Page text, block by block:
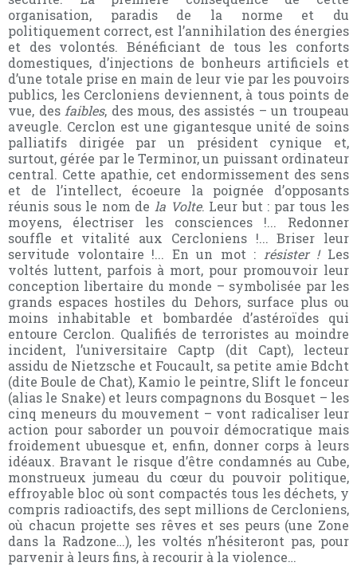
organisation, paradis de la norme et du
politiquement correct, est l’annihilation des énergies
et des volontés. Bénéficiant de tous les conforts
domestiques, d’injections de bonheurs artificiels et
d’une totale prise en main de leur vie par les pouvoirs
publics, les Cercloniens deviennent, à tous points de
vue, des faibles, des mous, des assistés – un troupeau
aveugle. Cerclon est une gigantesque unité de soins
palliatifs dirigée par un président cynique et,
surtout, gérée par le Terminor, un puissant ordinateur
central. Cette apathie, cet endormissement des sens
et de l’intellect, écoeure la poignée d’opposants
réunis sous le nom de la Volte. Leur but : par tous les
moyens, électriser les consciences !... Redonner
souffle et vitalité aux Cercloniens !... Briser leur
servitude volontaire !... En un mot : résister!Les
voltés luttent, parfois à mort, pour promouvoir leur
conception libertaire du monde – symbolisée par les
grands espaces hostiles du Dehors, surface plus ou
moins inhabitable et bombardée d’astéroïdes qui
entoure Cerclon. Qualifiés de terroristes au moindre
incident, l’universitaire Captp (dit Capt), lecteur
assidu de Nietzsche et Foucault, sa petite amie Bdcht
(dite Boule de Chat), Kamio le peintre, Slift le fonceur
(alias le Snake) et leurs compagnons du Bosquet – les
cinq meneurs du mouvement – vont radicaliser leur
action pour saborder un pouvoir démocratique mais
froidement ubuesque et, enfin, donner corps à leurs
idéaux. Bravant le risque d’être condamnés au Cube,
monstrueux jumeau du cœur du pouvoir politique,
effroyable bloc où sont compactés tous les déchets, y
compris radioactifs, des sept millions de Cercloniens,
où chacun projette ses rêves et ses peurs (une Zone
dans la Radzone…), les voltés n’hésiteront pas, pour
parvenir à leurs fins, à recourir à la violence…